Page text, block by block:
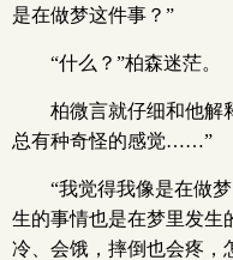
是在做梦这件事？”
“什么？”柏森迷茫。
柏微言就仔细和他解
总有种奇怪的感觉……”
“我觉得我像是在做
生的事情也是在梦里发生
冷、会饿，摔倒也会疼，